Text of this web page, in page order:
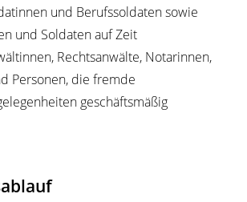
und Berufssoldaten sowie
und Soldaten auf Zeit
Rechtsanwälte, Notarinnen,
Personen, die fremde
geschäftsmäßig